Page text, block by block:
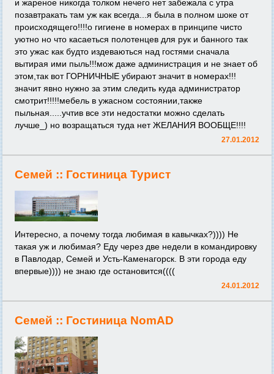
и жареное никогда толком нечего нет забежала с утра
позавтракать там уж как всегда...я была в полном шоке от
происходящего!!!!о гигиене в номерах в принципе чисто
уютно но что касаеться полотенцев для рук и банного так
это ужас как будто издеваються над гостями сначала
вытирая ими пыль!!!мож даже администрация и не знает об
этом,так вот ГОРНИЧНЫЕ убирают значит в номерах!!!
значит явно нужно за этим следить куда администратор
смотрит!!!!!мебель в ужасном состоянии,также
пыльная.....учтив все эти недостатки можно сделать
лучше_) но возращаться туда нет ЖЕЛАНИЯ ВООБЩЕ!!!!
27.01.2012
Семей :: Гостиница Турист
Интересно, а почему тогда любимая в кавычках?)))) Не
такая уж и любимая? Еду через две недели в командировку
в Павлодар, Семей и Усть-Каменагорск. В эти города еду
впервые)))) не знаю где остановится((((
24.01.2012
Семей :: Гостиница NomAD